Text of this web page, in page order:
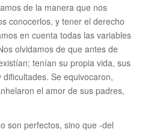
de la manera que nos
conocerlos, y tener el derecho
en cuenta todas las variables
olvidamos de que antes de
tenían su propia vida, sus
Se equivocaron,
el amor de sus padres,
son perfectos, sino que -del